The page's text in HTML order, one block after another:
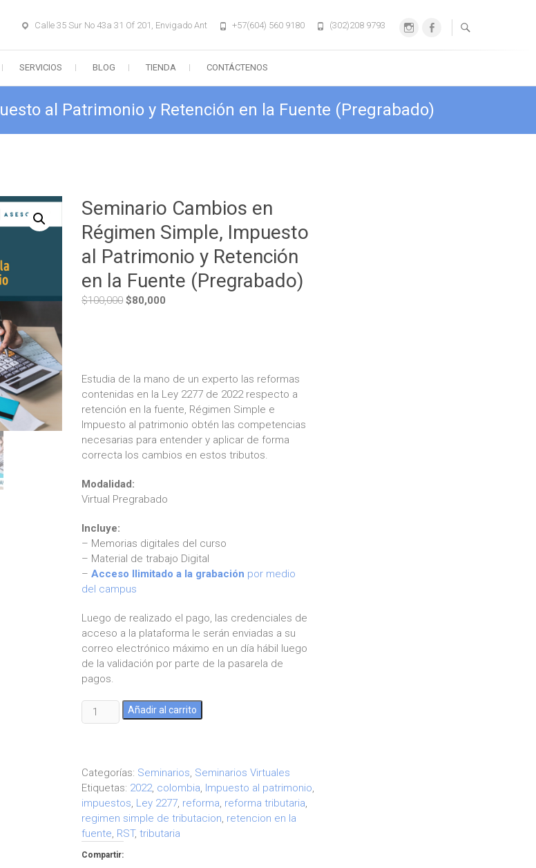
InstagramFacebook
Calle 35 Sur No 43a 31 Of 201, Envigado Ant +57(604) 560 9180 (302)208 9793
SERVICIOS BLOG TIENDA CONTÁCTENOS
al Patrimonio y Retención en la Fuente (Pregrabado)
Seminario Cambios en
Régimen Simple, Impuesto
al Patrimonio y Retención
en la Fuente (Pregrabado)
$100,000 El
$80,000
Estudia de la mano de un experto las reformas
contenidas en la Ley 2277 de 2022 respecto a
retención en la fuente, Régimen Simple e
Impuesto al patrimonio obtén las competencias
necesarias para entender y aplicar de forma
correcta los cambios en estos tributos.
Modalidad:
Virtual Pregrabado
Incluye:
– Memorias digitales del curso
– Material de trabajo Digital
– Acceso Ilimitado a la grabación por medio
del campus
Luego de realizado el pago, las credenciales de
acceso a la plataforma le serán enviadas a su
correo electrónico máximo en un día hábil luego
de la validación por parte de la pasarela de
pagos.
Seminario
Cambios
Simple,
Impuesto
al
Patrimonio
y
Retención
en
Añadir al carrito
Categorías: Seminarios, Seminarios Virtuales
Etiquetas: 2022, colombia, Impuesto al patrimonio,
impuestos, Ley 2277, reforma, reforma tributaria,
regimen simple de tributacion, retencion en la
fuente, RST,tributaria
Compartir: